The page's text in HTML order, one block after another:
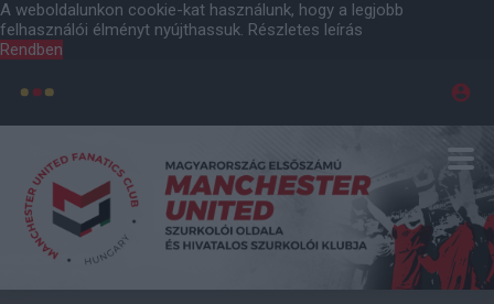
A weboldalunkon cookie-kat használunk, hogy a legjobb
felhasználói élményt nyújthassuk. Részletes leírás
Rendben